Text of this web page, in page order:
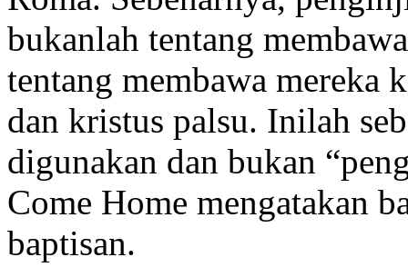
bukanlah tentang
tentang membawa mereka
dan kristus palsu. Inilah
digunakan dan bukan
Come Home mengatakan
baptisan.